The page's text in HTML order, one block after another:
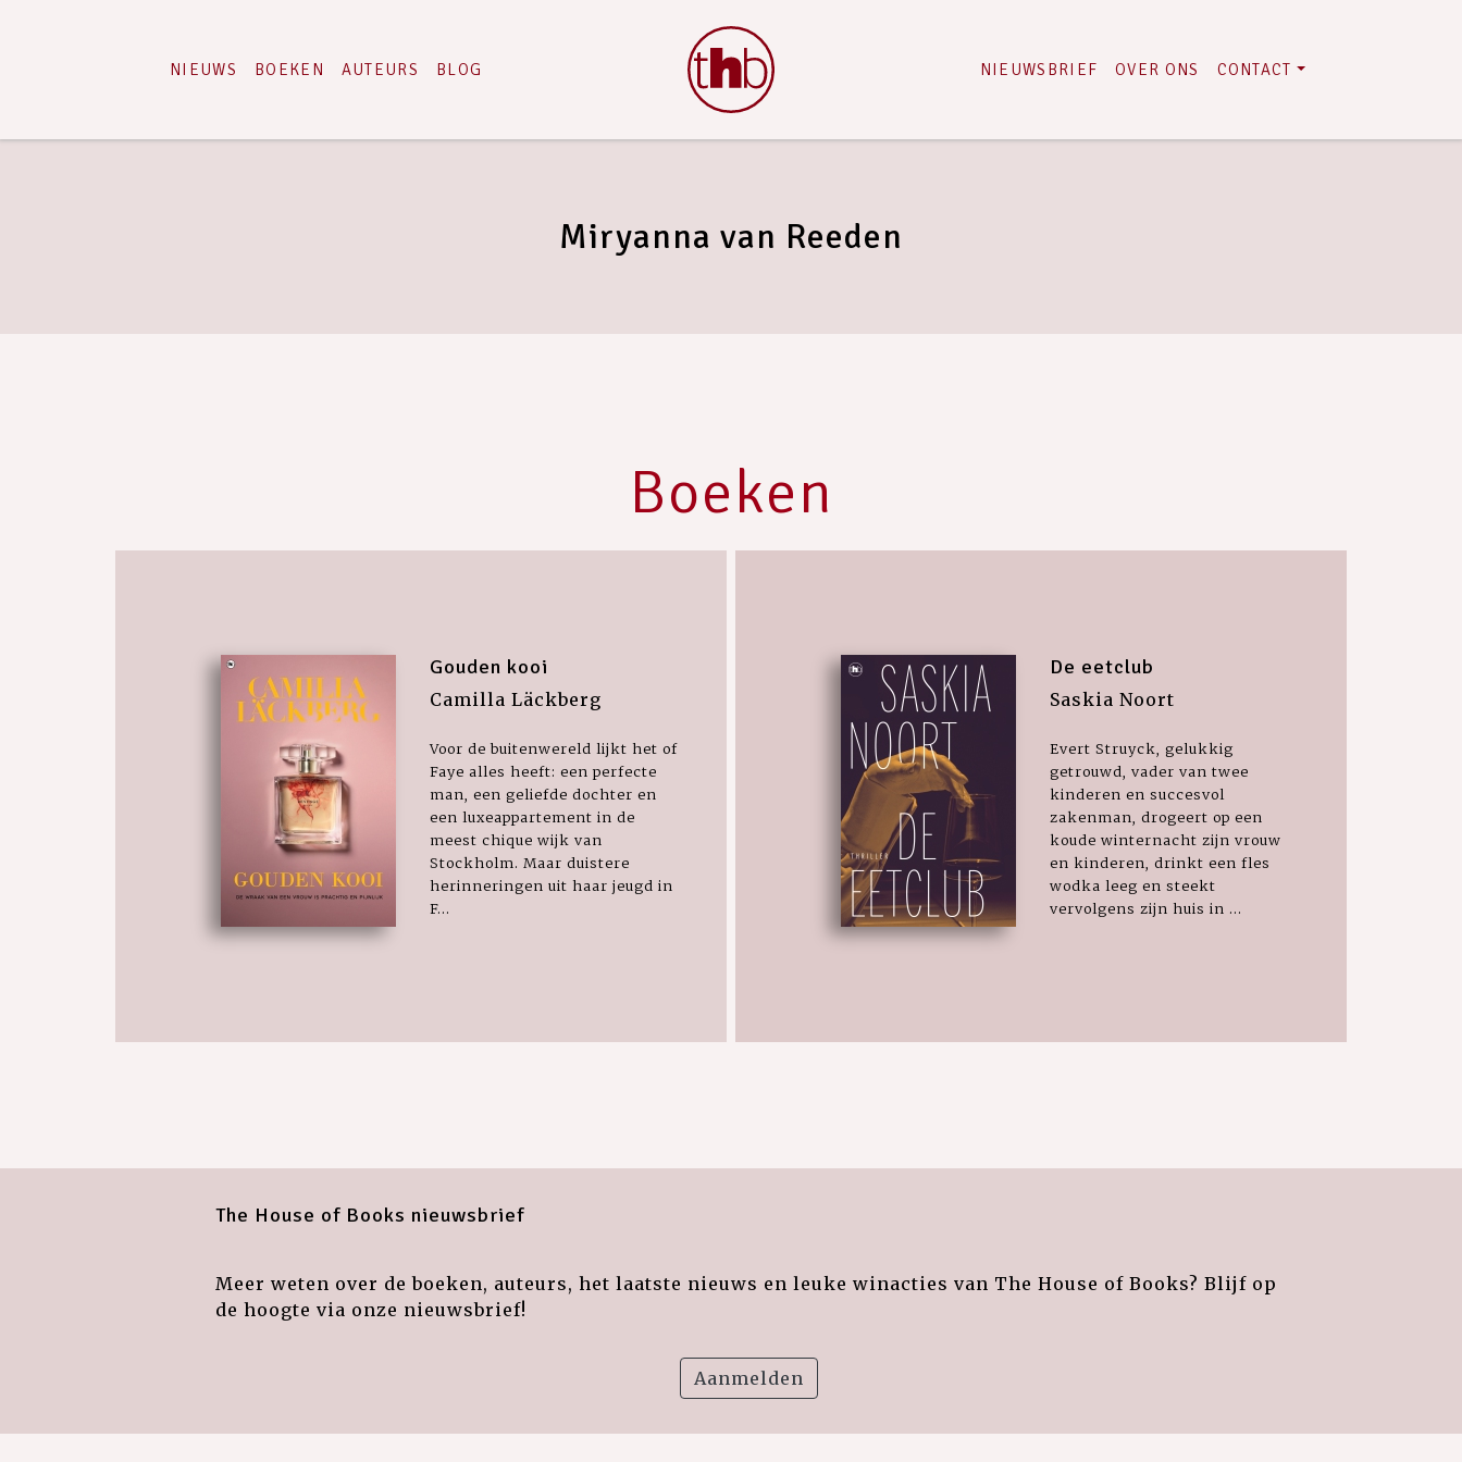
NIEUWS BOEKEN AUTEURS BLOG NIEUWSBRIEF OVER ONS CONTACT
Miryanna van Reeden
Boeken
Gouden kooi
Camilla Läckberg
Voor de buitenwereld lijkt het of
Faye alles heeft: een perfecte
man, een geliefde dochter en
een luxeappartement in de
meest chique wijk van
Stockholm. Maar duistere
herinneringen uit haar jeugd in
F...
De eetclub
Saskia Noort
Evert Struyck, gelukkig
getrouwd, vader van twee
kinderen en succesvol
zakenman, drogeert op een
koude winternacht zijn vrouw
en kinderen, drinkt een fles
wodka leeg en steekt
vervolgens zijn huis in ...
The House of Books nieuwsbrief
Meer weten over de boeken, auteurs, het laatste nieuws en leuke winacties van The House of Books? Blijf op
de hoogte via onze nieuwsbrief!
Aanmelden